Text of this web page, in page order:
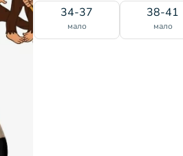
34-37
мало
38-41
мало